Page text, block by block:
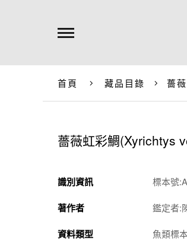
首頁 藏品目錄 薔
薔薇虹彩鯛(Xyrichtys
識別資訊 標本號
著作者 鑑定者:
資料類型 魚類標